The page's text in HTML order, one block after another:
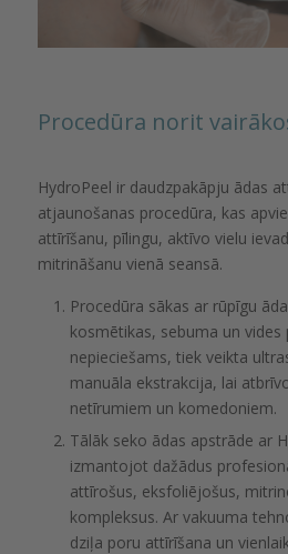
Procedūra norit
HydroPeel ir daudzpakāpju ādas
atjaunošanas procedūra, kas
attīrīšanu, pīlingu, aktīvo vielu
mitrināšanu vienā seansā.
Procedūra sākas ar rūpīgu
kosmētikas, sebuma un vides
nepieciešams, tiek veikta
manuāla ekstrakcija, lai
netīrumiem un komedoniem.
Tālāk seko ādas apstrāde ar
izmantojot dažādus
attīrošus, eksfoliējošus,
kompleksus. Ar vakuuma
dziļa poru attīrīšana un